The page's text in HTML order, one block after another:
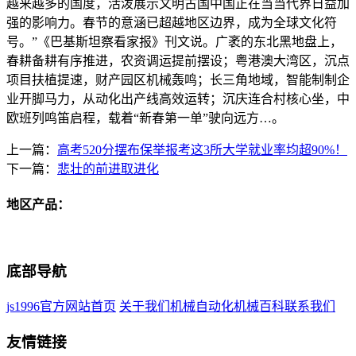
越来越多的国度，活泼展示文明古国中国正在当当代界日益加
强的影响力。春节的意涵已超越地区边界，成为全球文化符
号。”《巴基斯坦察看家报》刊文说。广袤的东北黑地盘上，
春耕备耕有序推进，农资调运提前摆设；粤港澳大湾区，沉点
项目扶植提速，财产园区机械轰鸣；长三角地域，智能制制企
业开脚马力，从动化出产线高效运转；沉庆连合村核心坐，中
欧班列鸣笛启程，载着“新春第一单”驶向远方…。
上一篇： 高考520分摆布保举报考这3所大学就业率均超90%！
下一篇： 悲壮的前进取进化
地区产品：
底部导航
js1996官方网站首页 关于我们 机械自动化机械百科联系我们
友情链接